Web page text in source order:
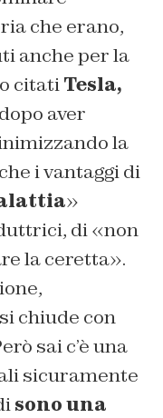
che erano,
anche per la
citatiTesla,
aver
la
i vantaggi di
»
di «non
la ceretta».
chiude con
sai c’è una
sicuramente
sono una